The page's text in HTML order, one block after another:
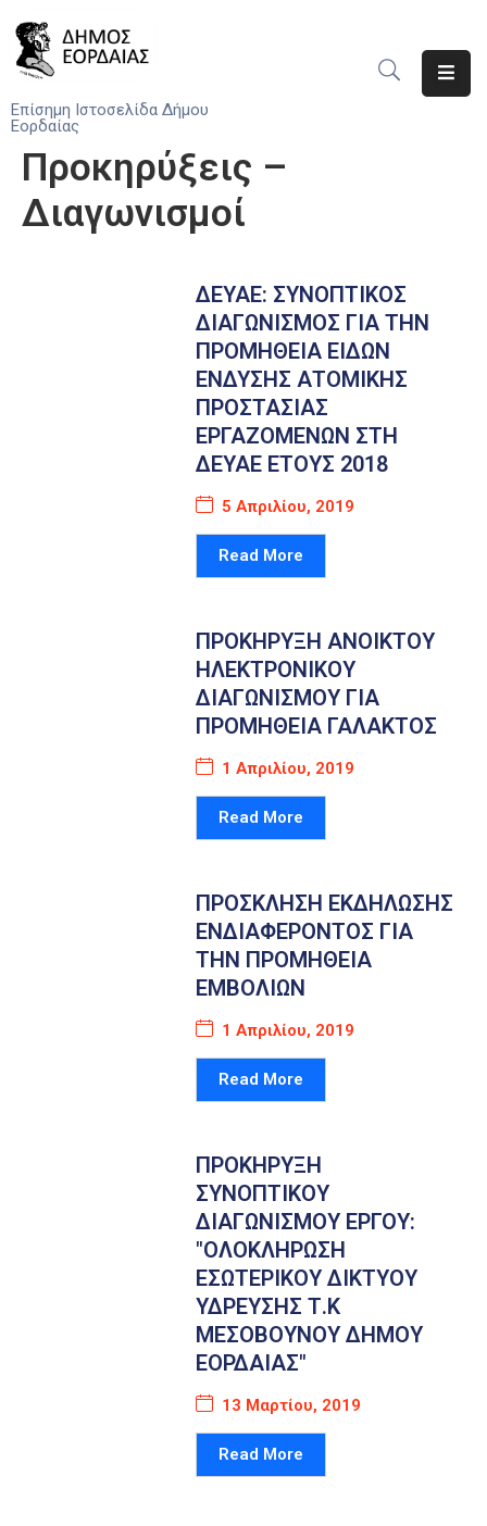
Επίσημη Ιστοσελίδα Δήμου
Εορδαίας
Δήμος
Νέα
Προκηρύξεις –
Διαγωνισμοί
ΔΕΥΑΕ: ΣΥΝΟΠΤΙΚΟΣ
ΔΙΑΓΩΝΙΣΜΟΣ ΓΙΑ ΤΗΝ
ΠΡΟΜΗΘΕΙΑ ΕΙΔΩΝ
ΕΝΔΥΣΗΣ ΑΤΟΜΙΚΗΣ
ΠΡΟΣΤΑΣΙΑΣ
ΕΡΓΑΖΟΜΕΝΩΝ ΣΤΗ
ΔΕΥΑΕ ΕΤΟΥΣ 2018
5 Απριλίου, 2019
Read More
ΠΡΟΚΗΡΥΞΗ ΑΝΟΙΚΤΟΥ
ΗΛΕΚΤΡΟΝΙΚΟΥ
ΔΙΑΓΩΝΙΣΜΟΥ ΓΙΑ
ΠΡΟΜΗΘΕΙΑ ΓΑΛΑΚΤΟΣ
1 Απριλίου, 2019
Read More
ΠΡΟΣΚΛΗΣΗ ΕΚΔΗΛΩΣΗΣ
ΕΝΔΙΑΦΕΡΟΝΤΟΣ ΓΙΑ
ΤΗΝ ΠΡΟΜΗΘΕΙΑ
ΕΜΒΟΛΙΩΝ
1 Απριλίου, 2019
Read More
ΠΡΟΚΗΡΥΞΗ
ΣΥΝΟΠΤΙΚΟΥ
ΔΙΑΓΩΝΙΣΜΟΥ ΕΡΓΟΥ:
"ΟΛΟΚΛΗΡΩΣΗ
ΕΣΩΤΕΡΙΚΟΥ ΔΙΚΤΥΟΥ
ΥΔΡΕΥΣΗΣ Τ.Κ
ΜΕΣΟΒΟΥΝΟΥ ΔΗΜΟΥ
ΕΟΡΔΑΙΑΣ"
13 Μαρτίου, 2019
Read More